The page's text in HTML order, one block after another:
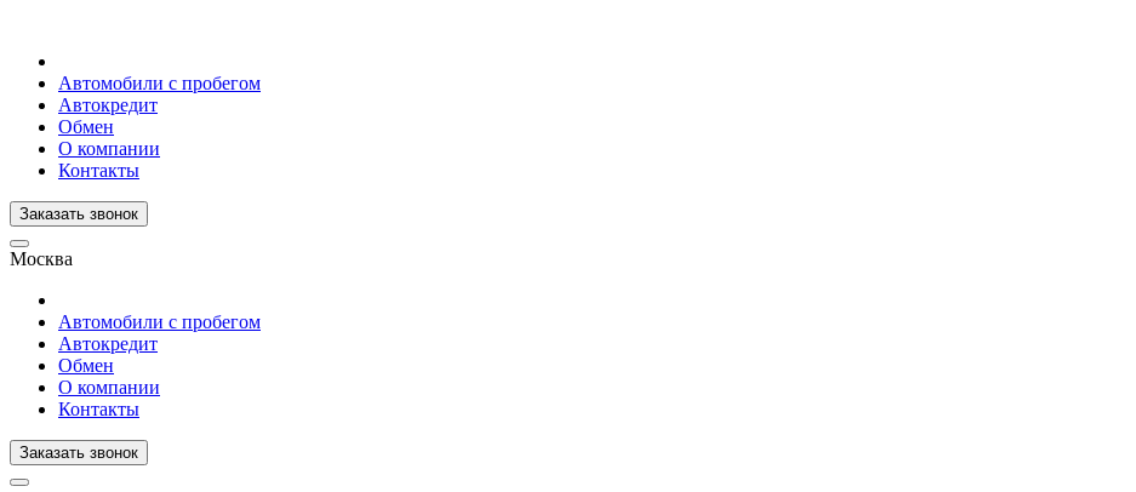
Автомобили с пробегом
Автокредит
Обмен
О компании
Контакты
Заказать звонок
Москва
Автомобили с пробегом
Автокредит
Обмен
О компании
Контакты
Заказать звонок